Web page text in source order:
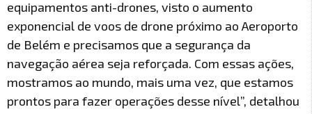
equipamentos anti-drones, visto o aumento
exponencial de voos de drone próximo ao Aeroporto
de Belém e precisamos que a segurança da
navegação aérea seja reforçada. Com essas ações,
mostramos ao mundo, mais uma vez, que estamos
prontos para fazer operações desse nível”, detalhou